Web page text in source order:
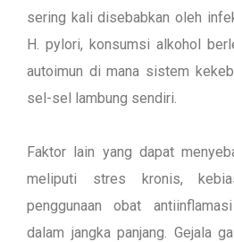
sering kali disebabkan oleh
H. pylori, konsumsi alkohol
autoimun di mana sistem
sel-sel lambung sendiri.
Faktor lain yang dapat
meliputi stres kronis,
penggunaan obat
dalam jangka panjang. Gejala